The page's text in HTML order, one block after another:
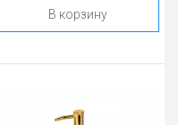
В корзину